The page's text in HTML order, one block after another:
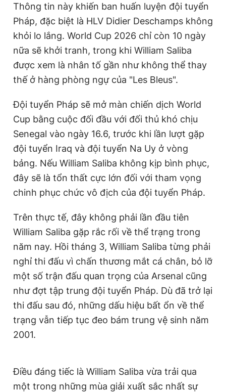
Thông tin này khiến ban huấn luyện đội tuyển
Pháp, đặc biệt là HLV Didier Deschamps không
khỏi lo lắng. World Cup 2026 chỉ còn 10 ngày
nữa sẽ khởi tranh, trong khi William Saliba
được xem là nhân tố gần như không thể thay
thế ở hàng phòng ngự của "Les Bleus".
Đội tuyển Pháp sẽ mở màn chiến dịch World
Cup bằng cuộc đối đầu với đối thủ khó chịu
Senegal vào ngày 16.6, trước khi lần lượt gặp
đội tuyển Iraq và đội tuyển Na Uy ở vòng
bảng. Nếu William Saliba không kịp bình phục,
đây sẽ là tổn thất cực lớn đối với tham vọng
chinh phục chức vô địch của đội tuyển Pháp.
Trên thực tế, đây không phải lần đầu tiên
William Saliba gặp rắc rối về thể trạng trong
năm nay. Hồi tháng 3, William Saliba từng phải
nghỉ thi đấu vì chấn thương mắt cá chân, bỏ lỡ
một số trận đấu quan trọng của Arsenal cũng
như đợt tập trung đội tuyển Pháp. Dù đã trở lại
thi đấu sau đó, những dấu hiệu bất ổn về thể
trạng vẫn tiếp tục đeo bám trung vệ sinh năm
2001.
Điều đáng tiếc là William Saliba vừa trải qua
một trong những mùa giải xuất sắc nhất sự